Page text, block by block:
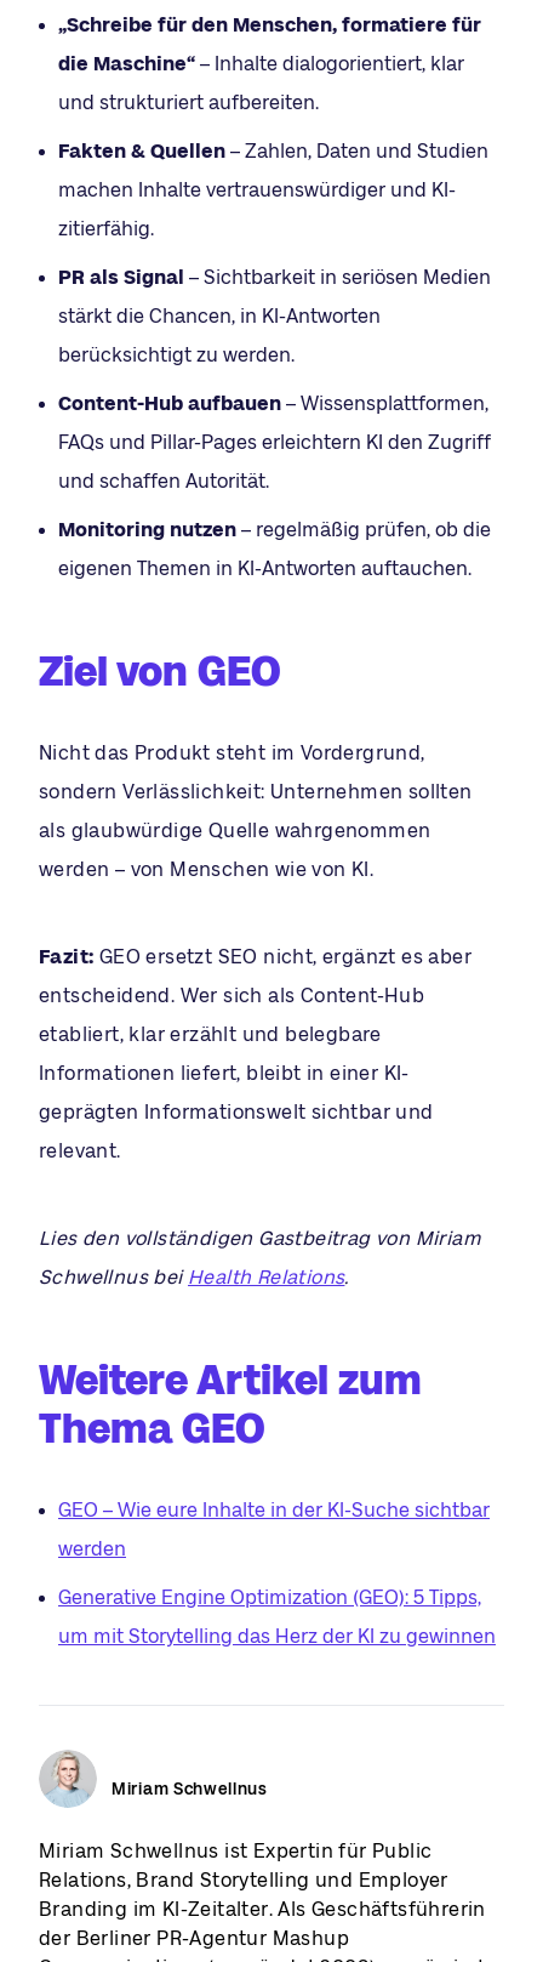
„Schreibe für den Menschen, formatiere für
die Maschine“ – Inhalte dialogorientiert, klar
und strukturiert aufbereiten.
Fakten & Quellen – Zahlen, Daten und Studien
machen Inhalte vertrauenswürdiger und KI-
zitierfähig.
PR als Signal – Sichtbarkeit in seriösen Medien
stärkt die Chancen, in KI-Antworten
berücksichtigt zu werden.
Content-Hub aufbauen – Wissensplattformen,
FAQs und Pillar-Pages erleichtern KI den Zugriff
und schaffen Autorität.
Monitoring nutzen – regelmäßig prüfen, ob die
eigenen Themen in KI-Antworten auftauchen.
Ziel von GEO
Nicht das Produkt steht im Vordergrund,
sondern Verlässlichkeit: Unternehmen sollten
als glaubwürdige Quelle wahrgenommen
werden – von Menschen wie von KI.
Fazit: GEO ersetzt SEO nicht, ergänzt es aber
entscheidend. Wer sich als Content-Hub
etabliert, klar erzählt und belegbare
Informationen liefert, bleibt in einer KI-
geprägten Informationswelt sichtbar und
relevant.
Lies den vollständigen Gastbeitrag von Miriam
Schwellnus bei Health Relations.
Weitere Artikel zum
Thema GEO
GEO – Wie eure Inhalte in der KI-Suche sichtbar
werden
Generative Engine Optimization (GEO): 5 Tipps,
um mit Storytelling das Herz der KI zu gewinnen
Miriam Schwellnus
Miriam Schwellnus ist Expertin für Public
Relations, Brand Storytelling und Employer
Branding im KI-Zeitalter. Als Geschäftsführerin
der Berliner PR-Agentur Mashup